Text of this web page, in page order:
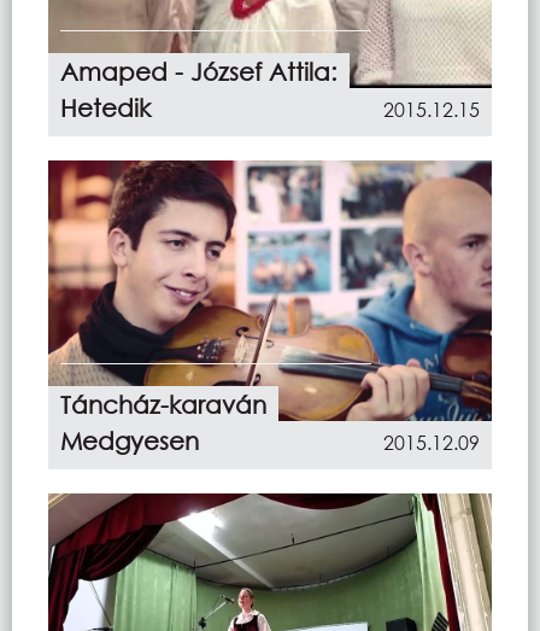
Amaped - József Attila:
Hetedik
2015.12.15
Táncház-karaván
Medgyesen
2015.12.09